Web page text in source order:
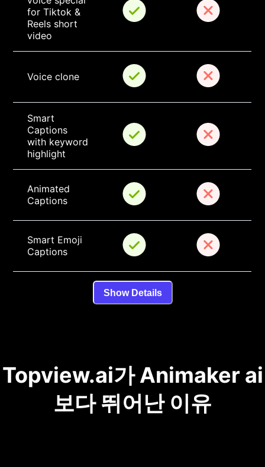
for Tiktok &
Reels short
video
Voice clone
Smart
Captions
with keyword
highlight
Animated
Captions
Smart Emoji
Captions
Show Details
Topview.ai가 Animaker ai
보다 뛰어난 이유